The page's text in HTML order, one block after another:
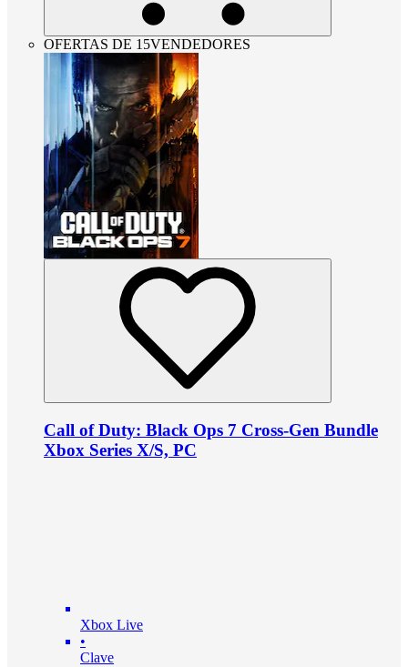
OFERTAS DE 15VENDEDORES
Call of Duty: Black Ops 7 Cross-Gen Bundle
Xbox Series X/S, PC
Xbox Live
•
Clave